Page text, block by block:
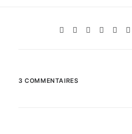
3 COMMENTAIRES